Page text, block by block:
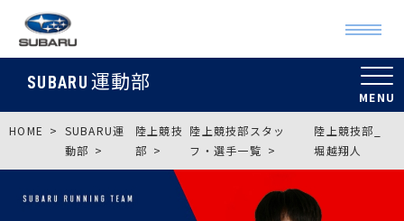
SUBARU 運動部
HOME
SUBARU運
動部
陸上競技
部
陸上競技部スタッ
フ・選手一覧
陸上競技部_
堀越翔人